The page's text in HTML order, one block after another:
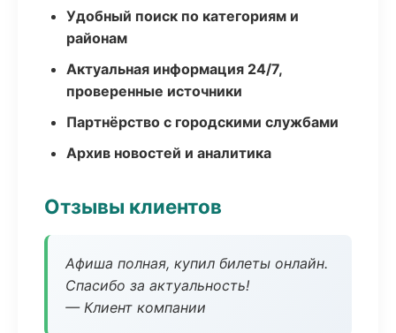
Удобный поиск по категориям и
районам
Актуальная информация 24/7,
проверенные источники
Партнёрство с городскими службами
Архив новостей и аналитика
Отзывы клиентов
Афиша полная, купил билеты онлайн.
Спасибо за актуальность!
— Клиент компании